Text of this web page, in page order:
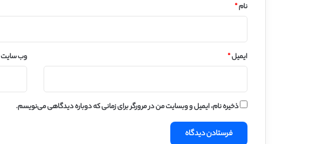
نام*
ایمیل* وب‌ سایت
ذخیره نام، ایمیل و وبسایت من در مرورگر برای زمانی که دوباره دیدگاهی می‌نویسم.